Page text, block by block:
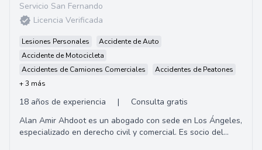
Servicio San Fernando
Licencia Verificada
Lesiones Personales
Accidente de Auto
Accidente de Motocicleta
Accidentes de Camiones Comerciales
Accidentes de Peatones
+ 3 más
18 años de experiencia |
Consulta gratis
Alan Amir Ahdoot es un abogado con sede en Los Ángeles,
especializado en derecho civil y comercial. Es socio del